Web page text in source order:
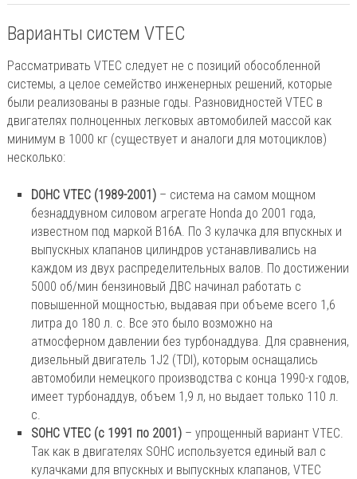
Варианты систем VTEC
Рассматривать VTEC следует не с позиций обособленной
системы, а целое семейство инженерных решений, которые
были реализованы в разные годы. Разновидностей VTEC в
двигателях полноценных легковых автомобилей массой как
минимум в 1000 кг (существует и аналоги для мотоциклов)
несколько:
DOHC VTEC (1989-2001) – система на самом мощном
безнаддувном силовом агрегате Honda до 2001 года,
известном под маркой B16A. По 3 кулачка для впускных и
выпускных клапанов цилиндров устанавливались на
каждом из двух распределительных валов. По достижении
5000 об/мин бензиновый ДВС начинал работать с
повышенной мощностью, выдавая при объеме всего 1,6
литра до 180 л. с. Все это было возможно на
атмосферном давлении без турбонаддува. Для сравнения,
дизельный двигатель 1J2 (TDI), которым оснащались
автомобили немецкого производства с конца 1990-х годов,
имеет турбонаддув, объем 1,9 л, но выдает только 110 л.
с.
SOHC VTEC (с 1991 по 2001) – упрощенный вариант VTEC.
Так как в двигателях SOHC используется единый вал с
кулачками для впускных и выпускных клапанов, VTEC